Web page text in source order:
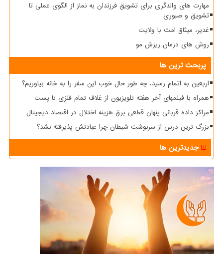
مهارت های والدگری برای تشویق فرزندان به نماز از الگوی عملی تا
تشویق و صبوری
غدیر، میثاق امت با ولایت
روش های درمان ریزش مو
پربحث ترین ها
اربعین به اتمام رسید، چه طور حال خوب این سفر را به خانه بیاوریم؟
همراه با فیلمهای آخر هفته تلویزیون از غلاف تمام فلزی تا پست
مراکز داده قربانی پنهان قطعی برق هزینه اختلال در اقتصاد دیجیتال
بزرگ ترین درس از سرنوشت شیطان چرا عبادتش پذیرفته نشد؟
جدیدترین ها